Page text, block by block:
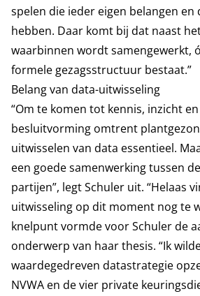
spelen die ieder eigen belangen en
hebben. Daar komt bij dat naast
waarbinnen wordt samengewerkt,
formele gezagsstructuur bestaat.”
Belang van data-uitwisseling
“Om te komen tot kennis, inzicht
besluitvorming omtrent
uitwisselen van data essentieel.
een goede samenwerking tussen
partijen”, legt Schuler uit. “Helaas
uitwisseling op dit moment nog te
knelpunt vormde voor Schuler de
onderwerp van haar thesis. “Ik
waardegedreven datastrategie
NVWA en de vier private